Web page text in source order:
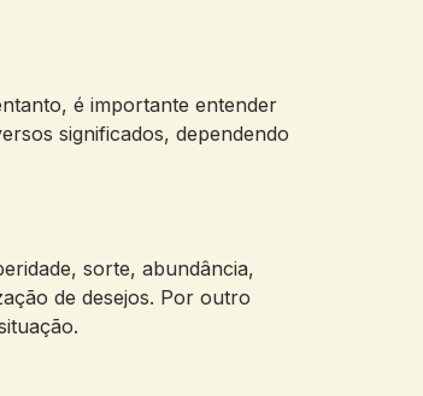
é importante entender
significados, dependendo
sorte, abundância,
de desejos. Por outro